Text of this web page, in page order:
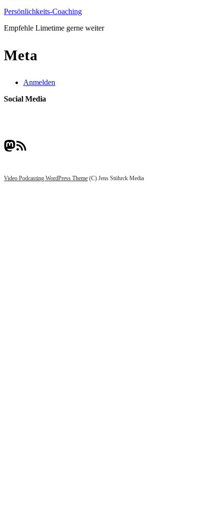
Persönlichkeits-Coaching
Empfehle Limetime gerne weiter
Meta
Anmelden
Social Media
Mastodon
RSS-Feed
Video Podcasting WordPress Theme (C) Jens Stührck Media